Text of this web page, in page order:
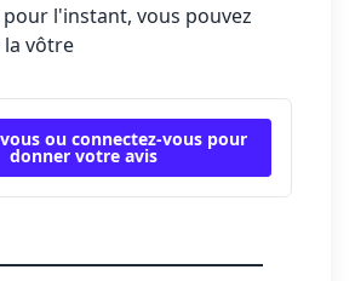
l'instant, vous pouvez
la vôtre
ou connectez-vous pour
donner votre avis